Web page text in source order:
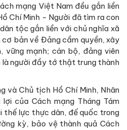
mạng Việt Nam đều gắn liền
Chí Minh - Người đã tìm ra con
tộc gắn liền với chủ nghĩa xã
cơ bản về Đảng cầm quyền, xây
vững mạnh; cán bộ, đảng viên
là người đầy tớ thật trung thành
và Chủ tịch Hồ Chí Minh, Nhân
của Cách mạng Tháng Tám
thế lực thực dân, đế quốc trong
kỳ, bảo vệ thành quả Cách